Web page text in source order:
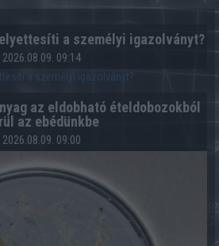
a személyi igazolványt?
2026.08.09. 09:14
az eldobható ételdobozokból
az ebédünkbe
2026.08.09. 09:00